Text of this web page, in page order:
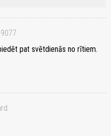
pat svētdienās no rītiem.